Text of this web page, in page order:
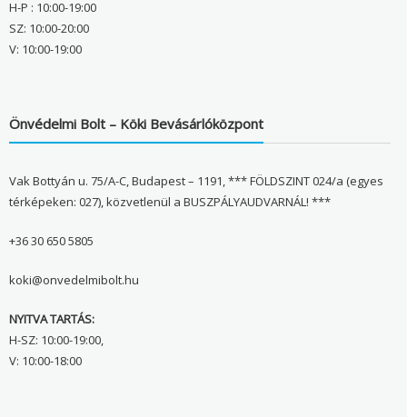
H-P : 10:00-19:00
SZ: 10:00-20:00
V: 10:00-19:00
Önvédelmi Bolt – Köki Bevásárlóközpont
Vak Bottyán u. 75/A-C, Budapest – 1191, *** FÖLDSZINT 024/a (egyes
térképeken: 027), közvetlenül a BUSZPÁLYAUDVARNÁL! ***
+36 30 650 5805
koki@onvedelmibolt.hu
NYITVA TARTÁS:
H-SZ: 10:00-19:00,
V: 10:00-18:00